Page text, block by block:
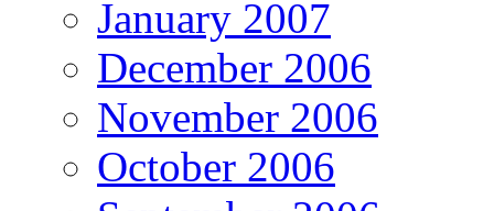
January 2007
December 2006
November 2006
October 2006